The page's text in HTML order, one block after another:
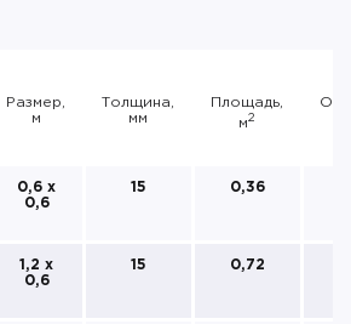
Размер,
м
Толщина,
мм
Площадь,
м2
0,6 х
0,6
15 0,36
1,2 х
0,6
15 0,72